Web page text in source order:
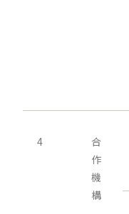
4
合
作
機
構